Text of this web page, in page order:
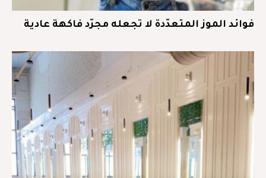
فوائد الموز المتعدّدة لا تجعله مجرّد فاكهة عادية